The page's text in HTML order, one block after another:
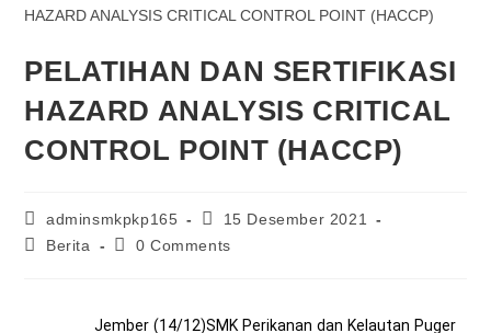
PELATIHAN DAN SERTIFIKASI
HAZARD ANALYSIS CRITICAL
CONTROL POINT (HACCP)
adminsmkpkp165
15 Desember 2021
Berita
0 Comments
Jember (14/12)SMK Perikanan dan Kelautan Puger